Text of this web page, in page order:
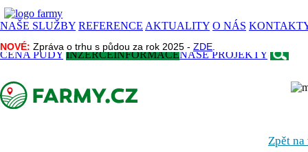
NAŠE SLUŽBY REFERENCE AKTUALITY O NÁS
NOVÉ: Zpráva o trhu s půdou za rok 2025 - ZDE
CENA PŮDY INZERCEINFORMACENAŠE PROJEKTY
NOVÉ: Zpráva o trhu s půdou za rok 2025 - ZDE
Zpět